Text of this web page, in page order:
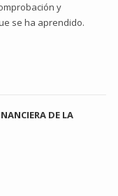
y
se ha aprendido.
DE LA